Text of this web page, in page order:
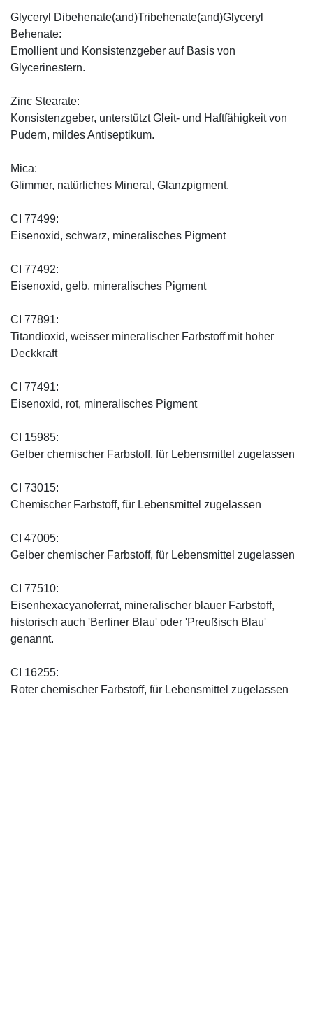
Glyceryl Dibehenate(and)Tribehenate(and)Glyceryl
Behenate:
Emollient und Konsistenzgeber auf Basis von
Glycerinestern.
Zinc Stearate:
Konsistenzgeber, unterstützt Gleit- und Haftfähigkeit von
Pudern, mildes Antiseptikum.
Mica:
Glimmer, natürliches Mineral, Glanzpigment.
CI 77499:
Eisenoxid, schwarz, mineralisches Pigment
CI 77492:
Eisenoxid, gelb, mineralisches Pigment
CI 77891:
Titandioxid, weisser mineralischer Farbstoff mit hoher
Deckkraft
CI 77491:
Eisenoxid, rot, mineralisches Pigment
CI 15985:
Gelber chemischer Farbstoff, für Lebensmittel zugelassen
CI 73015:
Chemischer Farbstoff, für Lebensmittel zugelassen
CI 47005:
Gelber chemischer Farbstoff, für Lebensmittel zugelassen
CI 77510:
Eisenhexacyanoferrat, mineralischer blauer Farbstoff,
historisch auch 'Berliner Blau' oder 'Preußisch Blau'
genannt.
CI 16255:
Roter chemischer Farbstoff, für Lebensmittel zugelassen